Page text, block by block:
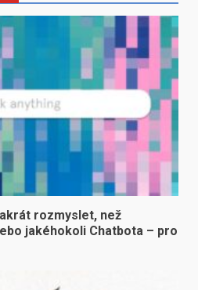
rozmyslet, než
jakéhokoli Chatbota – pro